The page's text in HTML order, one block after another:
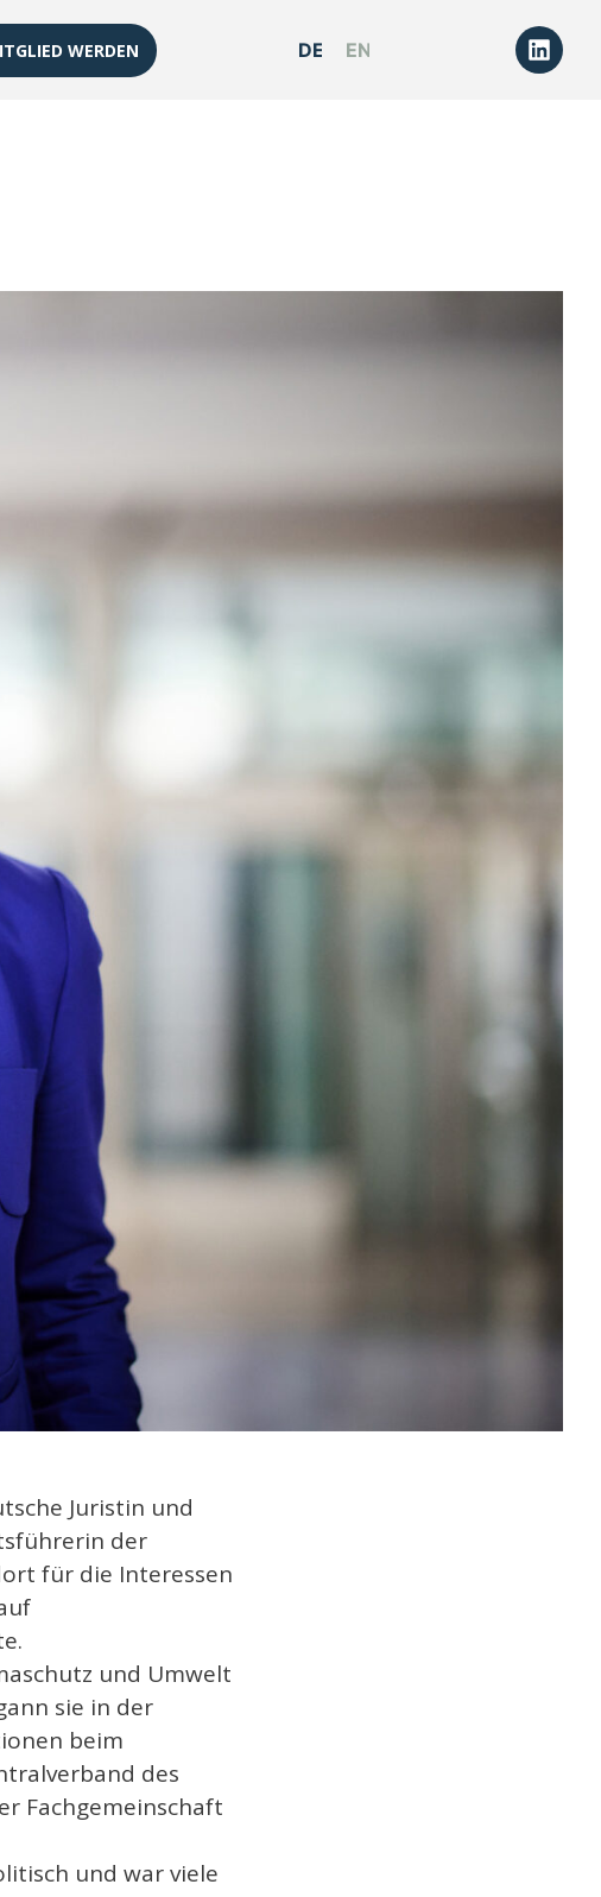
WERDEN DEUTSCHENGLISH
Juristin und
der
für die Interessen
und Umwelt
sie in der
beim
des
Fachgemeinschaft
und war viele